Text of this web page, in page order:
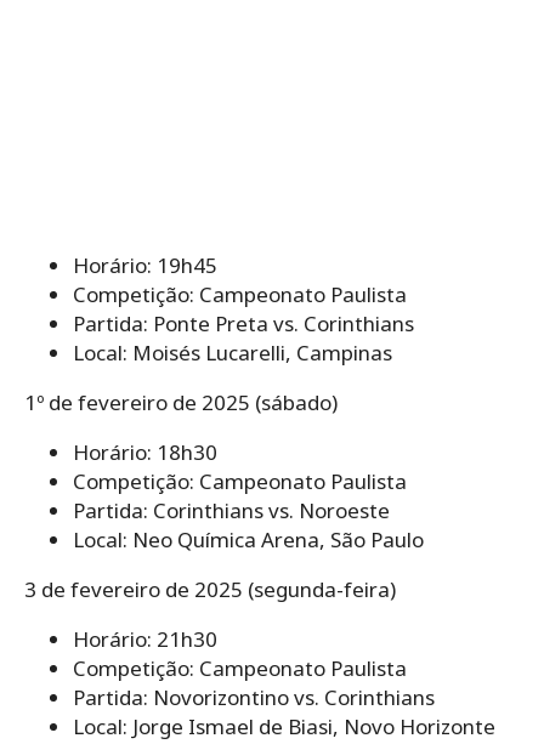
Horário: 19h45
Competição: Campeonato Paulista
Partida: Ponte Preta vs. Corinthians
Local: Moisés Lucarelli, Campinas
1º de fevereiro de 2025 (sábado)
Horário: 18h30
Competição: Campeonato Paulista
Partida: Corinthians vs. Noroeste
Local: Neo Química Arena, São Paulo
3 de fevereiro de 2025 (segunda-feira)
Horário: 21h30
Competição: Campeonato Paulista
Partida: Novorizontino vs. Corinthians
Local: Jorge Ismael de Biasi, Novo Horizonte